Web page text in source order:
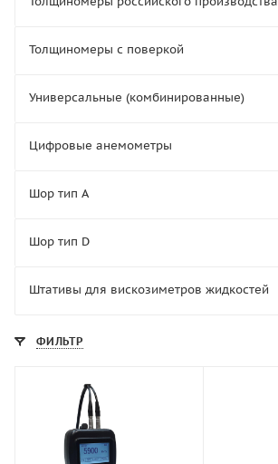
Толщиномеры с поверкой
Универсальные (комбинированные)
Цифровые анемометры
Шор тип A
Шор тип D
Штативы для вискозиметров жидкостей
ФИЛЬТР